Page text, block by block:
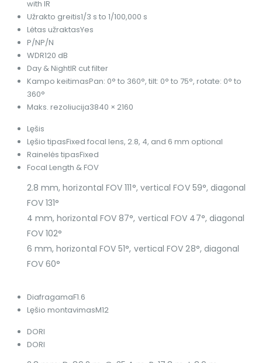
with IR
Užrakto greitis1/3 s to 1/100,000 s
Lėtas užraktasYes
P/NP/N
WDR120 dB
Day & NightIR cut filter
Kampo keitimasPan: 0° to 360°, tilt: 0° to 75°, rotate: 0° to
360°
Maks. rezoliucija3840 × 2160
Lęšis
Lęšio tipasFixed focal lens, 2.8, 4, and 6 mm optional
Rainelės tipasFixed
Focal Length & FOV
2.8 mm, horizontal FOV 111°, vertical FOV 59°, diagonal
FOV 131°
4 mm, horizontal FOV 87°, vertical FOV 47°, diagonal
FOV 102°
6 mm, horizontal FOV 51°, vertical FOV 28°, diagonal
FOV 60°
DiafragamaF1.6
Lęšio montavimasM12
DORI
DORI